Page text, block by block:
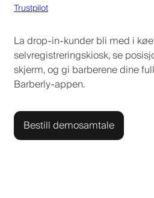
Trustpilot
La drop-in-kunder bli med i
selvregistreringskiosk, se
skjerm, og gi barberene dine
Barberly-appen.
Bestill demosamtale